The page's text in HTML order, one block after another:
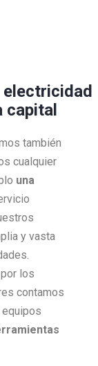
capital
también
cualquier
una
y vasta
los
contamos